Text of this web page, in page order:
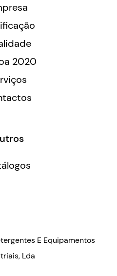
2020
E Equipamentos
Lda